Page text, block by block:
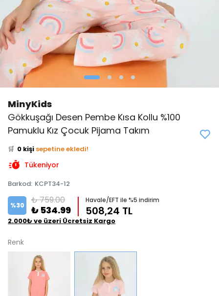
MinyKids
Gökkuşağı Desen Pembe Kısa Kollu %100
Pamuklu Kız Çocuk Pijama Takım
👀 Şu an 3 kişi
inceliyor!
favoriledi!
🛒 0 kişi sepetine ekledi!
✅ Bugün 0 adet
Tükeniyor
Barkod: KCPT34-12
%30 ₺ 759.00
₺ 534.99
Havale/EFT ile %5 indirim
508,24 TL
2.000₺ ve üzeri Ücretsiz Kargo
Renk